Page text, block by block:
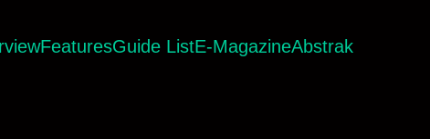
FeaturesGuide ListE-MagazineAbstrak